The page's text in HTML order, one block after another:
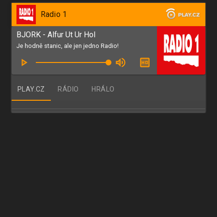
Radio 1
BJORK - Alfur Ut Ur Hol
Je hodně stanic, ale jen jedno Radio!
PLAY.CZ RÁDIO HRÁLO